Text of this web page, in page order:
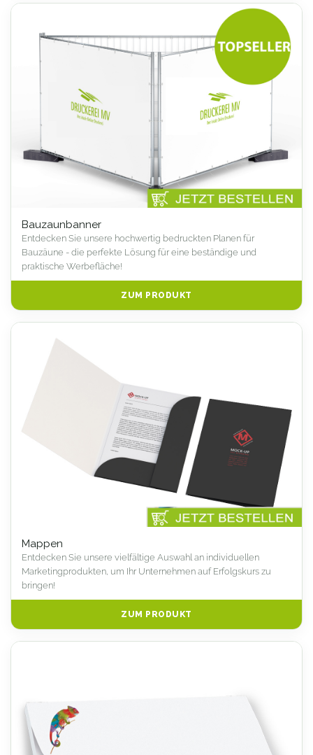
Bauzaunbanner
Entdecken Sie unsere hochwertig bedruckten Planen für
Bauzäune - die perfekte Lösung für eine beständige und
praktische Werbefläche!
ZUM PRODUKT
Mappen
Entdecken Sie unsere vielfältige Auswahl an individuellen
Marketingprodukten, um Ihr Unternehmen auf Erfolgskurs zu
bringen!
ZUM PRODUKT